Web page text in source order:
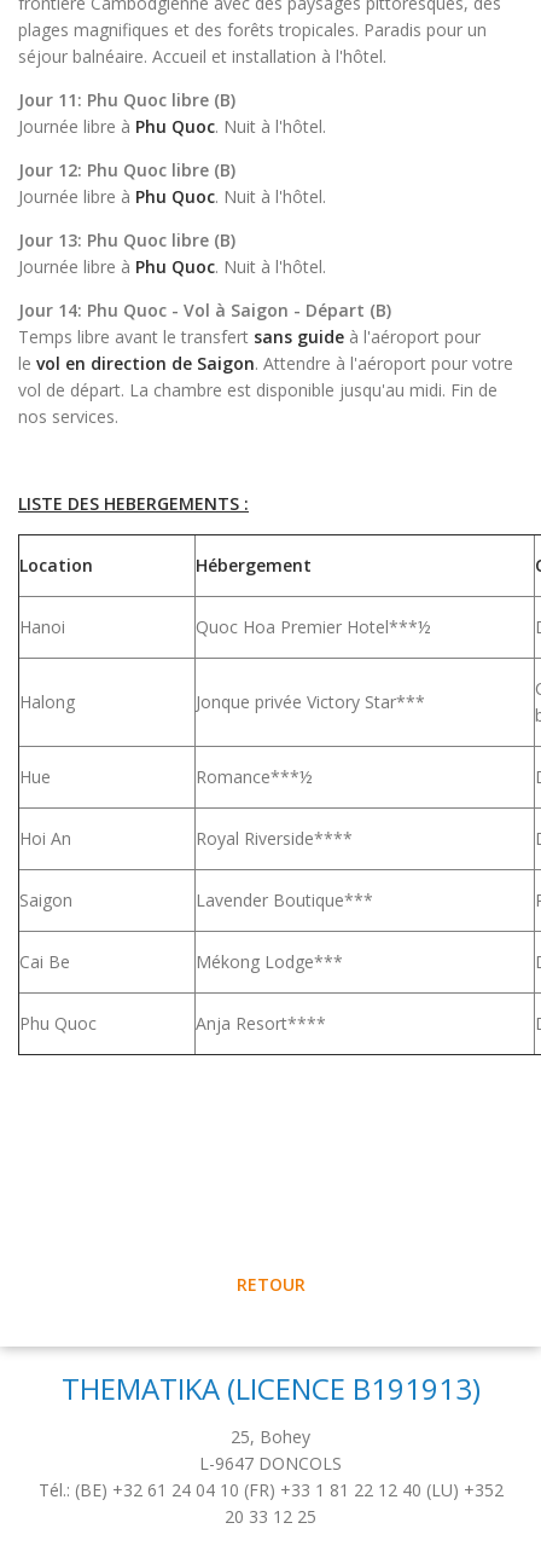
plages magnifiques et des forêts tropicales. Paradis pour un
séjour balnéaire. Accueil et installation à l'hôtel.
Jour 11: Phu Quoc libre (B)
Journée libre à Phu Quoc. Nuit à l'hôtel.
Jour 12: Phu Quoc libre (B)
Journée libre à Phu Quoc. Nuit à l'hôtel.
Jour 13: Phu Quoc libre (B)
Journée libre à Phu Quoc. Nuit à l'hôtel.
Jour 14: Phu Quoc - Vol à Saigon - Départ (B)
Temps libre avant le transfert sans guide à l'aéroport pour
le vol en direction de Saigon. Attendre à l'aéroport pour votre
vol de départ. La chambre est disponible jusqu'au midi. Fin de
nos services.
LISTE DES HEBERGEMENTS :
Location Hébergement
Hanoi Quoc Hoa Premier Hotel***½
Halong Jonque privée Victory Star***
Hue Romance***½
Hoi An Royal Riverside****
Saigon Lavender Boutique***
Cai Be Mékong Lodge***
Phu Quoc Anja Resort****
RETOUR
THEMATIKA (LICENCE B191913)
25, Bohey
L-9647 DONCOLS
Tél.: (BE) +32 61 24 04 10 (FR) +33 1 81 22 12 40 (LU) +352
20 33 12 25